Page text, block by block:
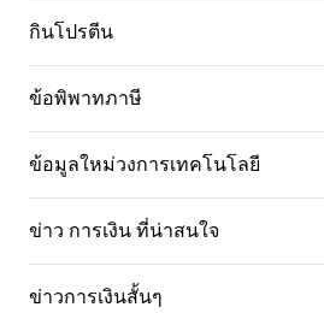
กินโปรตีน
ข้อพิพาทภาษี
ข้อมูลใหม่วงการเทคโนโลยี
ข่าว การเงิน ที่น่าสนใจ
ข่าวการเงินสั้นๆ